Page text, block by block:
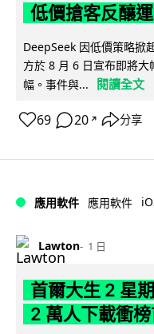
低價搶客反釀
DeepSeek 因低價策略掀
方於 8 月 6 日宣布即將
幅。事件與...
閱讀全文
69 20 ↗ 分享
應用軟件 應用軟件
Lawton 1 日
首爾大生 2 星
2 萬人下載衝